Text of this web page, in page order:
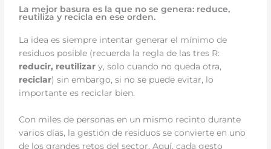
La mejor basura es la que no se genera: reduce,
reutiliza y recicla en ese orden.
La idea es siempre intentar generar el mínimo de
residuos posible (recuerda la regla de las tres R:
reducir, reutilizar y, solo cuando no queda otra,
reciclar) sin embargo, si no se puede evitar, lo
importante es reciclar bien.
Con miles de personas en un mismo recinto durante
varios días, la gestión de residuos se convierte en uno
de los grandes retos del sector. Aquí, cada gesto